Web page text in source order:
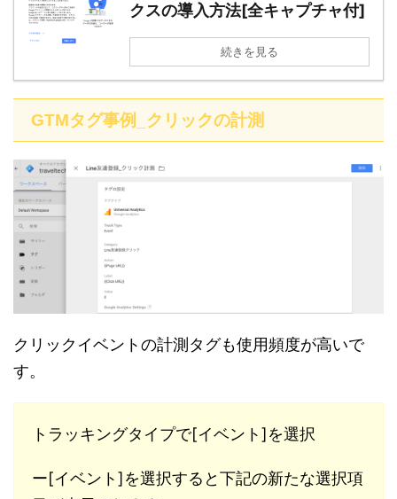
クスの導入方法[全キャプチャ付]
続きを見る
GTMタグ事例_クリックの計測
クリックイベントの計測タグも使用頻度が高いで
す。
トラッキングタイプで[イベント]を選択
ー[イベント]を選択すると下記の新たな選択項